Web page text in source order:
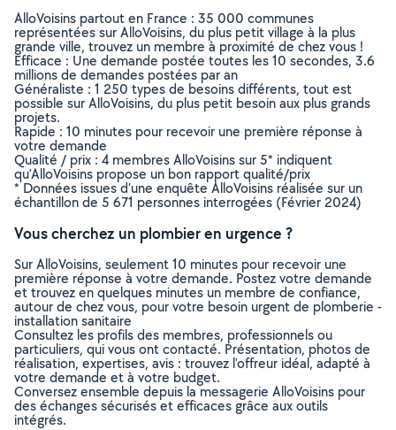
AlloVoisins partout en France : 35 000 communes
représentées sur AlloVoisins, du plus petit village à la plus
grande ville, trouvez un membre à proximité de chez vous !
Efficace : Une demande postée toutes les 10 secondes, 3.6
millions de demandes postées par an
Généraliste : 1 250 types de besoins différents, tout est
possible sur AlloVoisins, du plus petit besoin aux plus grands
projets.
Rapide : 10 minutes pour recevoir une première réponse à
votre demande
Qualité / prix : 4 membres AlloVoisins sur 5* indiquent
qu’AlloVoisins propose un bon rapport qualité/prix
* Données issues d’une enquête AlloVoisins réalisée sur un
échantillon de 5 671 personnes interrogées (Février 2024)
Vous cherchez un plombier en urgence ?
Sur AlloVoisins, seulement 10 minutes pour recevoir une
première réponse à votre demande. Postez votre demande
et trouvez en quelques minutes un membre de confiance,
autour de chez vous, pour votre besoin urgent de plomberie -
installation sanitaire
Consultez les profils des membres, professionnels ou
particuliers, qui vous ont contacté. Présentation, photos de
réalisation, expertises, avis : trouvez l'offreur idéal, adapté à
votre demande et à votre budget.
Conversez ensemble depuis la messagerie AlloVoisins pour
des échanges sécurisés et efficaces grâce aux outils
intégrés.